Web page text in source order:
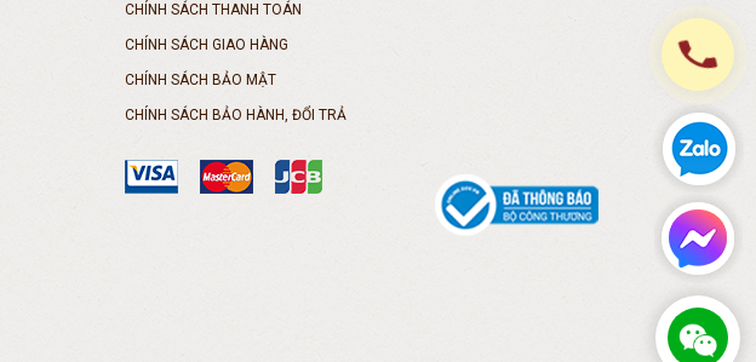
phone
CHÍNH SÁCH THANH TOÁN
CHÍNH SÁCH GIAO HÀNG
CHÍNH SÁCH BẢO MẬT
CHÍNH SÁCH BẢO HÀNH, ĐỔI TRẢ